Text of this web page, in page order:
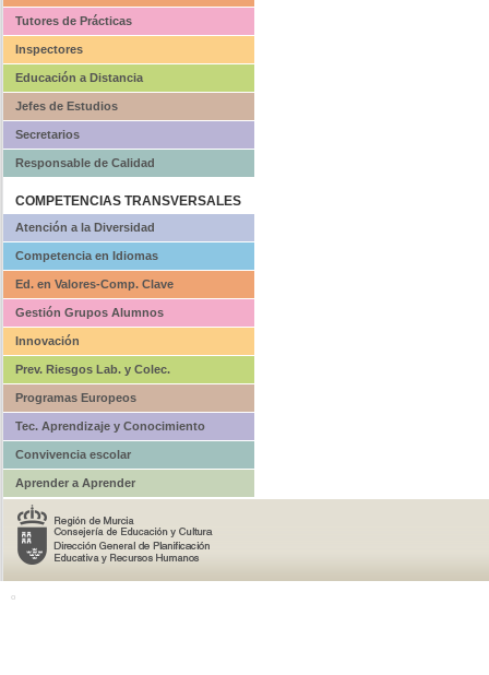
Tutores de Prácticas
Inspectores
Educación a Distancia
Jefes de Estudios
Secretarios
Responsable de Calidad
COMPETENCIAS TRANSVERSALES
Atención a la Diversidad
Competencia en Idiomas
Ed. en Valores-Comp. Clave
Gestión Grupos Alumnos
Innovación
Prev. Riesgos Lab. y Colec.
Programas Europeos
Tec. Aprendizaje y Conocimiento
Convivencia escolar
Aprender a Aprender
o